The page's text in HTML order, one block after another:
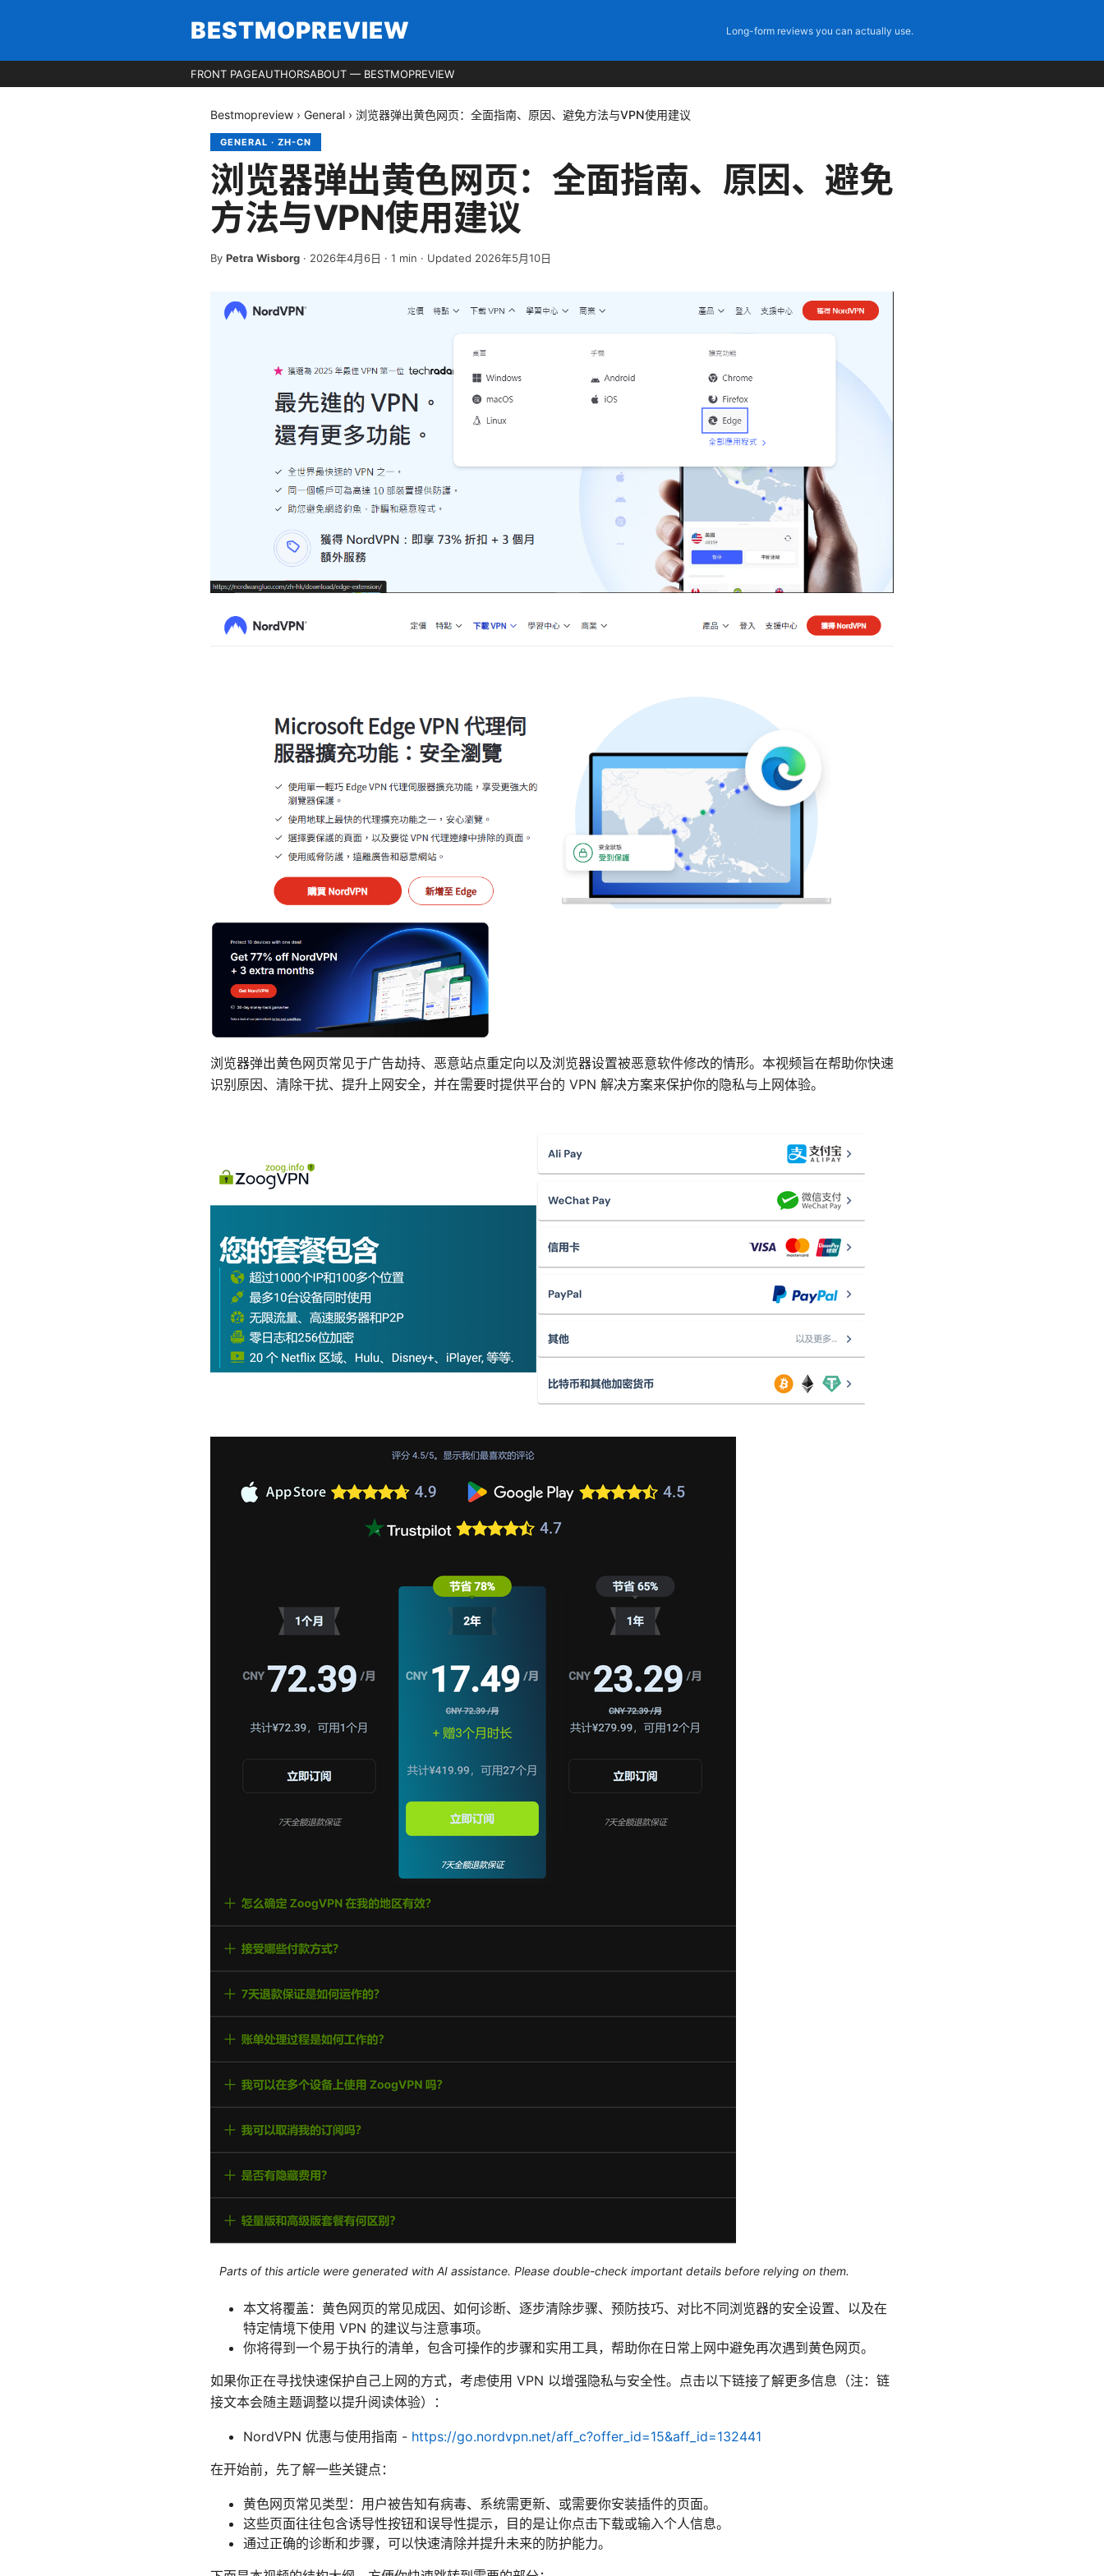
BESTMOPREVIEW Long-form reviews you can actually use.
FRONT PAGEAUTHORSABOUT — BESTMOPREVIEW
Bestmopreview › General › 浏览器弹出黄色网页：全面指南、原因、避免方法与VPN使用建议
GENERAL · ZH-CN
浏览器弹出黄色网页：全面指南、原因、避免
方法与VPN使用建议
By Petra Wisborg · 2026年4月6日 · 1 min · Updated 2026年5月10日
浏览器弹出黄色网页常见于广告劫持、恶意站点重定向以及浏览器设置被恶意软件修改的情形。本视频旨在帮助你快速
识别原因、清除干扰、提升上网安全，并在需要时提供平台的 VPN 解决方案来保护你的隐私与上网体验。
Parts of this article were generated with AI assistance. Please double-check important details before relying on them.
本文将覆盖：黄色网页的常见成因、如何诊断、逐步清除步骤、预防技巧、对比不同浏览器的安全设置、以及在
特定情境下使用 VPN 的建议与注意事项。
你将得到一个易于执行的清单，包含可操作的步骤和实用工具，帮助你在日常上网中避免再次遇到黄色网页。
如果你正在寻找快速保护自己上网的方式，考虑使用 VPN 以增强隐私与安全性。点击以下链接了解更多信息（注：链
接文本会随主题调整以提升阅读体验）：
NordVPN 优惠与使用指南 - https://go.nordvpn.net/aff_c?offer_id=15&aff_id=132441
在开始前，先了解一些关键点：
黄色网页常见类型：用户被告知有病毒、系统需更新、或需要你安装插件的页面。
这些页面往往包含诱导性按钮和误导性提示，目的是让你点击下载或输入个人信息。
通过正确的诊断和步骤，可以快速清除并提升未来的防护能力。